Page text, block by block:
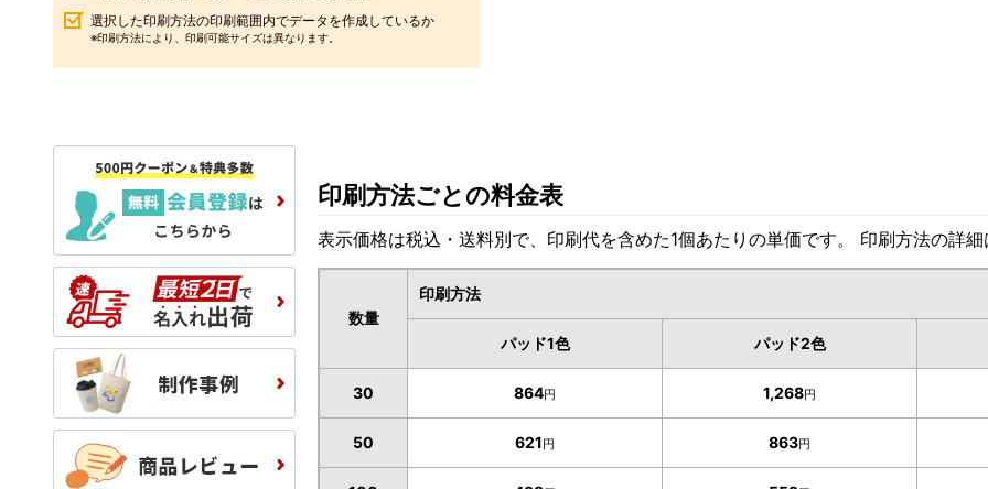
選択した印刷方法の印刷範囲内でデータを作成しているか
※印刷方法により、印刷可能サイズは異なります。
印刷方法ごとの料金表
表示価格は税込・送料別で、印刷代を含めた1個あたりの単価です。 印刷方法の詳
数量
印刷方法
パッド1色 パッド2色
30 864円 1,268円
50 621円 863円